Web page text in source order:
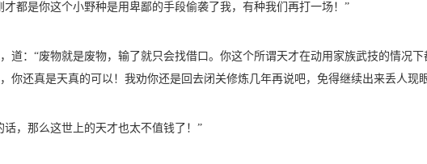
才都是你这个小野种是用卑鄙的手段偷袭了我，有种我们再打一场！”
道：“废物就是废物，输了就只会找借口。你这个所谓天才在动用家族武技的情况下
你还真是天真的可以！我劝你还是回去闭关修炼几年再说吧，免得继续出来丢人现
，那么这世上的天才也太不值钱了！”